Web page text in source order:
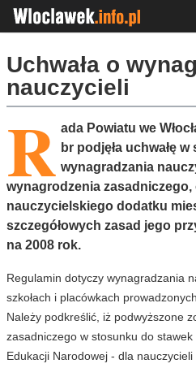
Uchwała o
nauczycieli
R ada Powiatu we
br podjęła uchwałę
wynagradzania
wynagrodzenia
nauczycielskiego dodatku
szczegółowych zasad jego
na 2008 rok.
Regulamin dotyczy wynagradzania
szkołach i placówkach
Należy podkreślić, iż podwyższone
zasadniczego w stosunku do
Edukacji Narodowej - dla